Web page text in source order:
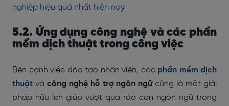
nghiệp hiệu quả nhất hiện nay
5.2. Ứng dụng công nghệ và các phần
mềm dịch thuật trong công việc
Bên cạnh việc đào tạo nhân viên, các phần mềm dịch
thuật và công nghệ hỗ trợ ngôn ngữcũng là một giải
pháp hữu ích giúp vượt qua rào cản ngôn ngữ trong